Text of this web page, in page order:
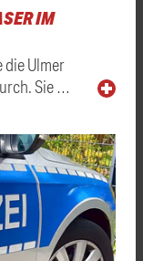
IM
Ulmer
Sie …